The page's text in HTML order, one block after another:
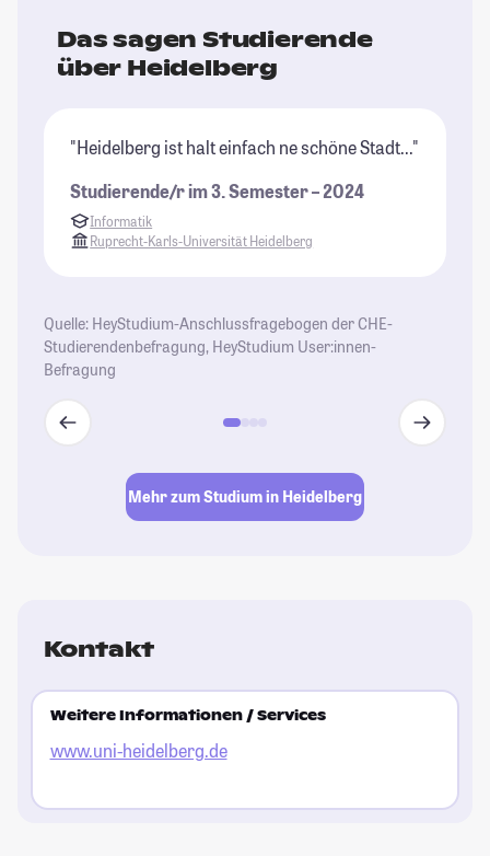
Das sagen Studierende
über Heidelberg
"Heidelberg ist halt einfach ne schöne Stadt..."
Studierende/r im 3. Semester – 2024
Informatik
Ruprecht-Karls-Universität Heidelberg
Quelle: HeyStudium-Anschlussfragebogen der CHE-
Studierendenbefragung, HeyStudium User:innen-
Befragung
Mehr zum Studium in Heidelberg
Kontakt
Weitere Informationen / Services
www.uni-heidelberg.de